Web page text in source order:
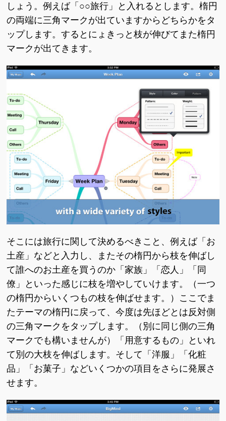
しょう。例えば「○○旅行」と入れるとします。楕円
の両端に三角マークが出ていますからどちらかをタ
ップします。するとにょきっと枝が伸びてまた楕円
マークが出てきます。
そこには旅行に関して決めるべきこと、例えば「お
土産」などと入力し、またその楕円から枝を伸ばし
て誰へのお土産を買うのか「家族」「恋人」「同
僚」といった感じに枝を増やしていけます。（一つ
の楕円からいくつもの枝を伸ばせます。）ここでま
たテーマの楕円に戻って、今度は先ほどとは反対側
の三角マークをタップします。（別に同じ側の三角
マークでも構いませんが）「用意するもの」といれ
て別の大枝を伸ばします。そして「洋服」「化粧
品」「お菓子」などいくつかの項目をさらに発展さ
せます。